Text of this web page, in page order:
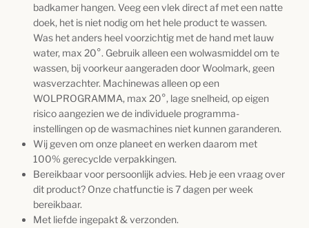
badkamer hangen. Veeg een vlek direct af met een natte
doek, het is niet nodig om het hele product te wassen.
Was het anders heel voorzichtig met de hand met lauw
water, max 20°. Gebruik alleen een wolwasmiddel om te
wassen, bij voorkeur aangeraden door Woolmark, geen
wasverzachter. Machinewas alleen op een
WOLPROGRAMMA, max 20°, lage snelheid, op eigen
risico aangezien we de individuele programma-
instellingen op de wasmachines niet kunnen garanderen.
Wij geven om onze planeet en werken daarom met
100% gerecyclde verpakkingen.
Bereikbaar voor persoonlijk advies. Heb je een vraag over
dit product? Onze chatfunctie is 7 dagen per week
bereikbaar.
Met liefde ingepakt & verzonden.